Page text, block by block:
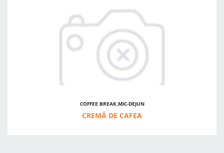
COFFEE BREAK,MIC-DEJUN
CREMĂ DE CAFEA